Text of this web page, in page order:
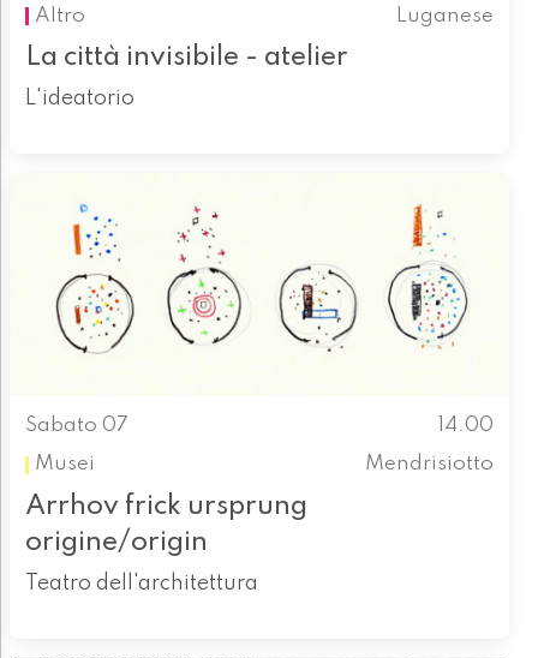
Altro Luganese
La città invisibile - atelier
L'ideatorio
Sabato 07
14.00
Musei
Mendrisiotto
Arrhov frick ursprung
origine/origin
Teatro dell'architettura